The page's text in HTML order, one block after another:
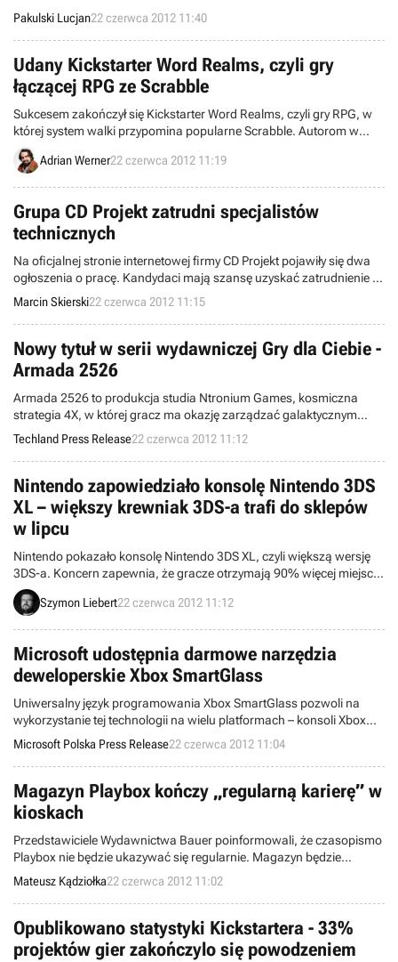
Pakulski Lucjan22 czerwca 2012 11:40
Udany Kickstarter Word Realms, czyli gry
łączącej RPG ze Scrabble
Sukcesem zakończył się Kickstarter Word Realms, czyli gry RPG, w
której system walki przypomina popularne Scrabble. Autorom w
ciągu miesiąca udało się zebrać ponad 121 tysięcy dolarów. W owoc
ich pracy zagramy pod koniec roku.
Adrian Werner22 czerwca 2012 11:19
Grupa CD Projekt zatrudni specjalistów
technicznych
Na oficjalnej stronie internetowej firmy CD Projekt pojawiły się dwa
ogłoszenia o pracę. Kandydaci mają szansę uzyskać zatrudnienie w
studiu CD Projekt Red lub serwisie dystrybucji cyfrowej GOG.com.
Marcin Skierski22 czerwca 2012 11:15
Nowy tytuł w serii wydawniczej Gry dla Ciebie -
Armada 2526
Armada 2526 to produkcja studia Ntronium Games, kosmiczna
strategia 4X, w której gracz ma okazję zarządzać galaktycznym
imperium w systemie turowym i prowadzić gwiezdne bitwy w czasie
rzeczywistym.
Techland Press Release22 czerwca 2012 11:12
Nintendo zapowiedziało konsolę Nintendo 3DS
XL – większy krewniak 3DS-a trafi do sklepów
w lipcu
Nintendo pokazało konsolę Nintendo 3DS XL, czyli większą wersję
3DS-a. Koncern zapewnia, że gracze otrzymają 90% więcej miejsca
na ekranach oraz dłuższy czas pracy na baterii. Poznaliśmy
specyfikę i dokładne wymiary tego przenośnego giganta.
Szymon Liebert22 czerwca 2012 11:12
Microsoft udostępnia darmowe narzędzia
deweloperskie Xbox SmartGlass
Uniwersalny język programowania Xbox SmartGlass pozwoli na
wykorzystanie tej technologii na wielu platformach – konsoli Xbox
360, komputerach z Windows 8 czy tabletach i smartfonach
wyposażonych w systemy Windows Phone, iOS oraz Android.
Microsoft Polska Press Release22 czerwca 2012 11:04
Magazyn Playbox kończy „regularną karierę” w
kioskach
Przedstawiciele Wydawnictwa Bauer poinformowali, że czasopismo
Playbox nie będzie ukazywać się regularnie. Magazyn będzie
pojawiać się od czasu do czasu, jako wydanie specjalne
miesięcznika CD Action.
Mateusz Kądziołka22 czerwca 2012 11:02
Opublikowano statystyki Kickstartera - 33%
projektów gier zakończylo się powodzeniem